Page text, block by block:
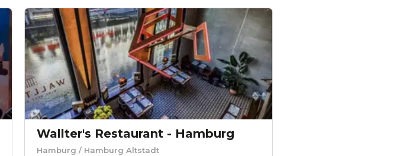
Wallter's Restaurant - Hamburg
Hamburg / Hamburg Altstadt